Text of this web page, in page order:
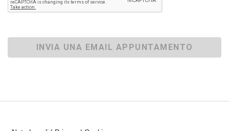
INVIA UNA EMAIL APPUNTAMENTO